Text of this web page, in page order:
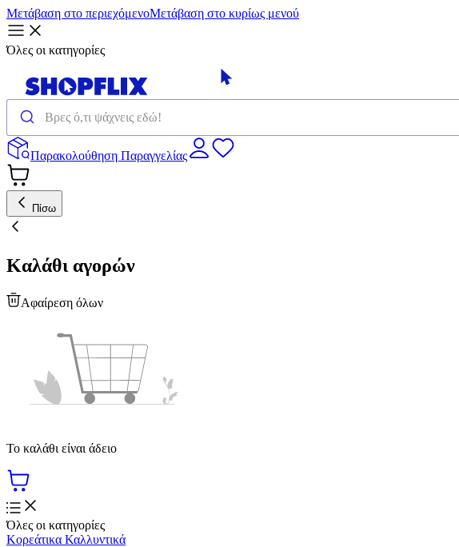
Μετάβαση στο περιεχόμενοΜετάβαση στο κυρίως μενού
Όλες οι κατηγορίες
Παρακολούθηση Παραγγελίας
Πίσω
Καλάθι αγορών
Αφαίρεση όλων
Το καλάθι είναι άδειο
Όλες οι κατηγορίες
Κορεάτικα Καλλυντικά